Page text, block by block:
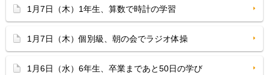
1月7日（木）1年生、算数で時計の学習
1月7日（木）個別級、朝の会でラジオ体操
1月6日（水）6年生、卒業まであと50日の学び